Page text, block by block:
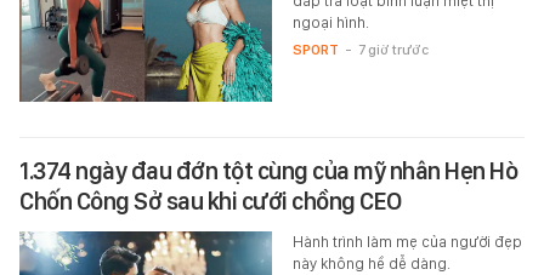
ngoại hình.
SPORT - 7 giờ trước
1.374 ngày đau đớn tột cùng của mỹ nhân Hẹn Hò
Chốn Công Sở sau khi cưới chồng CEO
Hành trình làm mẹ của người đẹp
này không hề dễ dàng.